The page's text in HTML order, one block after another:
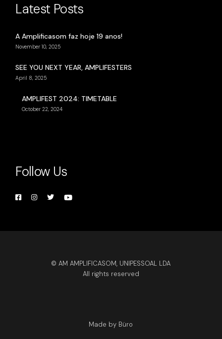
Latest Posts
A Amplificasom faz hoje 19 anos!
November 10, 2025
SEE YOU NEXT YEAR, AMPLIFESTERS
April 8, 2025
AMPLIFEST 2024: TIMETABLE
October 22, 2024
Follow Us
© AM AMPLIFICASOM, UNIPESSOAL LDA
All rights reserved
Made by Büro